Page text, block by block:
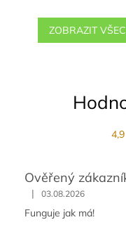
ZOBRAZIT
4,9
Ověřený
| 03.08.2026
Funguje jak má!